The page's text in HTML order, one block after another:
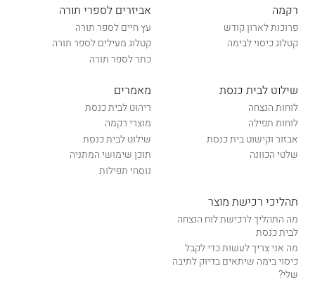
רקמה
פרוכות לארון קודש
קטלוג כיסוי לבימה
אביזרים לספרי תורה
עץ חיים לספר תורה
קטלוג מעילים לספר תורה
כתר לספר תורה
שילוט לבית כנסת
לוחות הנצחה
לוחות תפילה
אבזור וקישוט בית כנסת
שלטי הכוונה
מאמרים
ריהוט לבית כנסת
מוצרי רקמה
שילוט לבית כנסת
תוכן שימושי המתניה
נוסחי תפילות
תהליכי רכישת מוצר
מה התהליך לרכישת לוח הנצחה
לבית כנסת
מה אני צריך לעשות כדי לקבל
כיסוי בימה שיתאים בדיוק לתיבה
שלי?